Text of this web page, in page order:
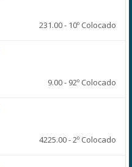
231.00 - 10º Colocado
9.00 - 92º Colocado
4225.00 - 2º Colocado